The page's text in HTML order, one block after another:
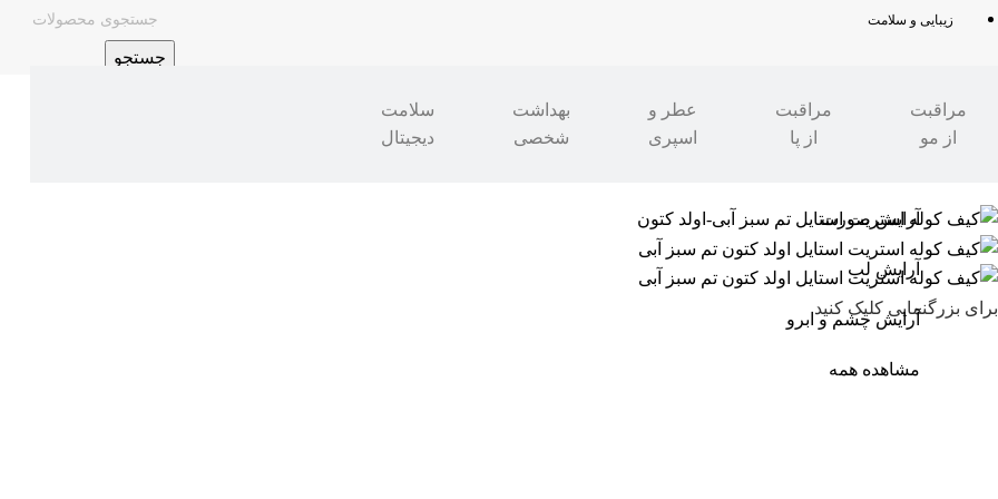
جستجو
زیبایی و سلامت
مراقبت
از مو
مراقبت
از پا
عطر و
اسپری
بهداشت
شخصی
سلامت
دیجیتال
آرایش صورت
آرایش لب
آرایش چشم و ابرو
مشاهده همه
مدرن شو»
» کیف|کوله استریت استایل
برای بزرگنمایی کلیک کنید